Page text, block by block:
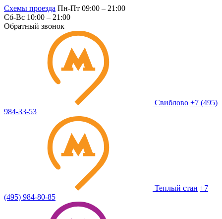
Схемы проезда Пн-Пт 09:00 – 21:00
Сб-Вс 10:00 – 21:00
Обратный звонок
Свиблово +7 (495)
984-33-53
Теплый стан +7
(495) 984-80-85